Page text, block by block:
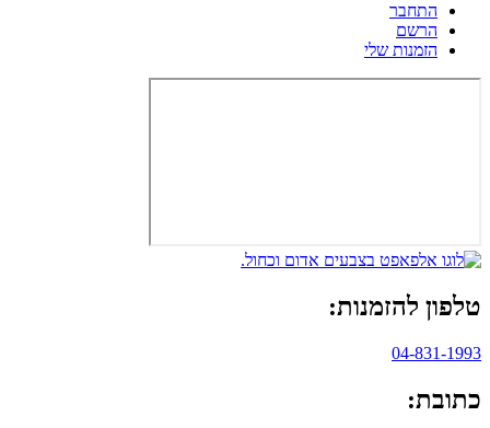
התחבר
הרשם
הזמנות שלי
טלפון להזמנות:
04-831-1993
כתובת: